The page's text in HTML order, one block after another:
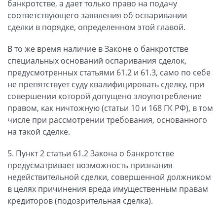
банкротстве, а дает только право на подачу
соответствующего заявления об оспаривании
сделки в порядке, определенном этой главой.
В то же время наличие в Законе о банкротстве
специальных оснований оспаривания сделок,
предусмотренных статьями 61.2 и 61.3, само по себе
не препятствует суду квалифицировать сделку, при
совершении которой допущено злоупотребление
правом, как ничтожную (статьи 10 и 168 ГК РФ), в том
числе при рассмотрении требования, основанного
на такой сделке.
5. Пункт 2 статьи 61.2 Закона о банкротстве
предусматривает возможность признания
недействительной сделки, совершенной должником
в целях причинения вреда имущественным правам
кредиторов (подозрительная сделка).